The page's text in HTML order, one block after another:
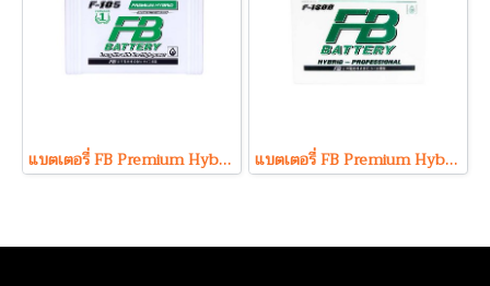
แบตเตอรี่ FB Premium Hybrid F-105R (Hybrid Type) 12V 60Ah แบตเตอรี่ FB Premium Hybrid F1800R (Hybrid Type) 12V 48Ah